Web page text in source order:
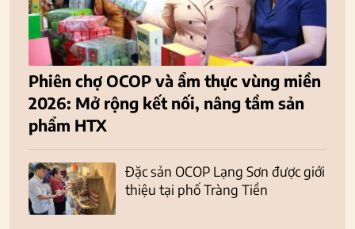
Phiên chợ OCOP và ẩm thực vùng miền
2026: Mở rộng kết nối, nâng tầm sản
phẩm HTX
Đặc sản OCOP Lạng Sơn được giới
thiệu tại phố Tràng Tiền